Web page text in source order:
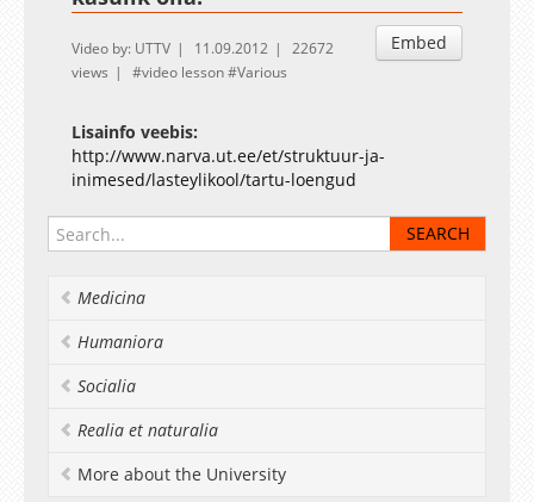
Embed
Video by: UTTV 11.09.2012
22672
views
video lesson Various
Lisainfo veebis:
http://www.narva.ut.ee/et/struktuur-ja-
inimesed/lasteylikool/tartu-loengud
Medicina
Humaniora
Socialia
Realia et naturalia
More about the University